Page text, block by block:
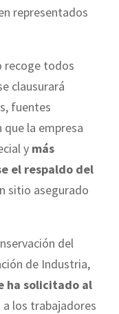
representados
recoge todos
clausurará
fuentes
la empresa
y más
el respaldo del
sitio asegurado
del
de Industria,
ha solicitado al
los trabajadores